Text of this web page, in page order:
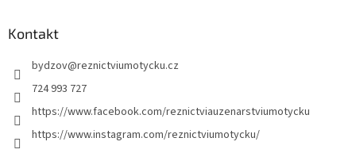
Kontakt
bydzov@reznictviumotycku.cz
724 993 727
https://www.facebook.com/reznictviauzenarstviumotycku
https://www.instagram.com/reznictviumotycku/